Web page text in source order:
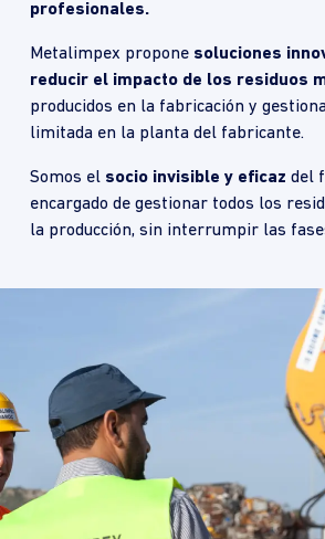
profesionales.
Metalimpex propone soluciones
reducir el impacto de los residuos
producidos en la fabricación y
limitada en la planta del fabricante.
Somos el socio invisible y eficaz del
encargado de gestionar todos los
la producción, sin interrumpir las